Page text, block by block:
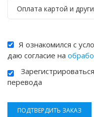
Оплата картой и
Я ознакомился с
даю согласие на
перевода
ПОДТВЕРДИТЬ ЗАКАЗ